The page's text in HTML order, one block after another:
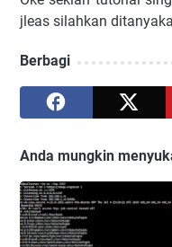
jleas silahkan
Berbagi
Anda mungkin